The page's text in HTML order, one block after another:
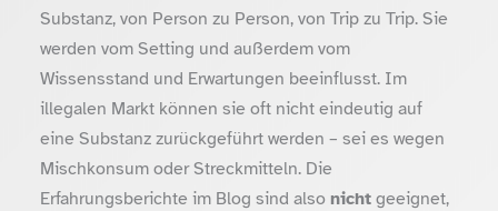
Substanz, von Person zu Person, von Trip zu Trip. Sie
werden vom Setting und außerdem vom
Wissensstand und Erwartungen beeinflusst. Im
illegalen Markt können sie oft nicht eindeutig auf
eine Substanz zurückgeführt werden – sei es wegen
Mischkonsum oder Streckmitteln. Die
Erfahrungsberichte im Blog sind also nichtgeeignet,